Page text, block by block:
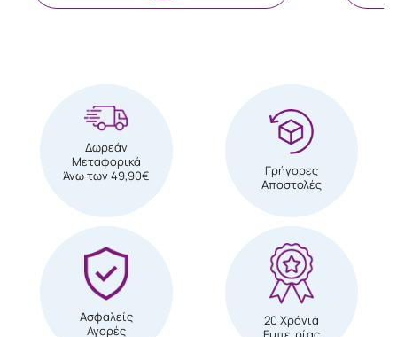
Δωρεάν
Μεταφορικά
Άνω των 49,90€
Γρήγορες
Αποστολές
Ασφαλείς
Αγορές
20 Χρόνια